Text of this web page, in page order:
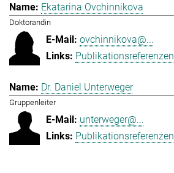
Ekatarina Ovchinnikova
Doktorandin
ovchinnikova@...
Publikationsreferenzen
Dr. Daniel Unterweger
Gruppenleiter
unterweger@...
Publikationsreferenzen